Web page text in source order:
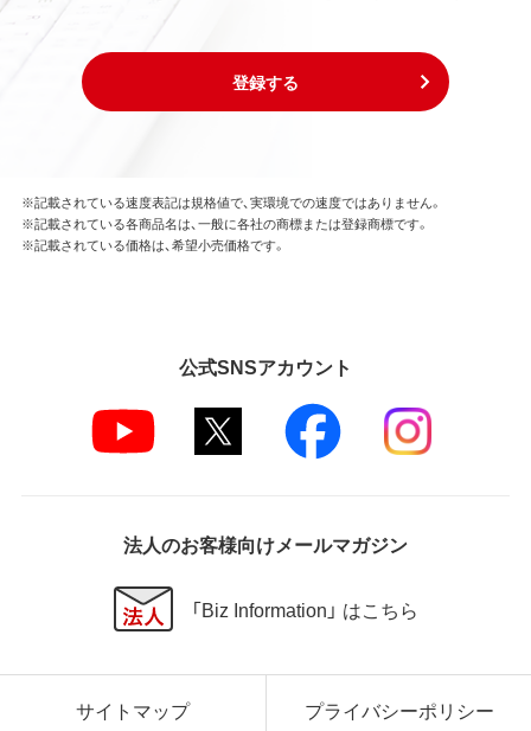
登録する
※記載されている速度表記は規格値で、実環境での速度ではありません。
※記載されている各商品名は、一般に各社の商標または登録商標です。
※記載されている価格は、希望小売価格です。
公式SNSアカウント
法人のお客様向けメールマガジン
「Biz Information」 はこちら
サイトマップ プライバシーポリシー